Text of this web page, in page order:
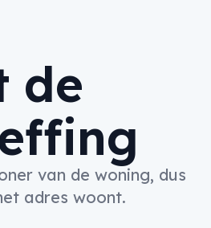
de
van de woning, dus
adres woont.